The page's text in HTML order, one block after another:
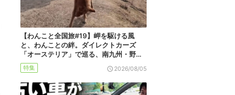
【わんこと全国旅#19】岬を駆ける風
と、わんことの絆。ダイレクトカーズ
「オーステリア」で巡る、南九州・野…
特集 2026/08/05